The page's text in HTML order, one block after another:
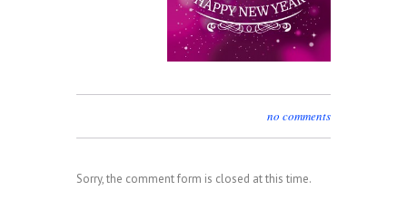
no comments
Sorry, the comment form is closed at this time.